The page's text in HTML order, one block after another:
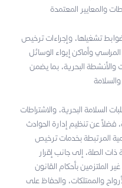
تشغيلها، وإجراءات ترخيص
وأماكن إيواء الوسائل
والأنشطة البحرية، بما يضمن
السلامة البحرية، والاشتراطات
فضلاً عن تنظيم إدارة الحوادث
المرتبطة بخدمات ترخيص
الصلة، إلى جانب إقرار
بأحكام القانون
والممتلكات، والحفاظ على